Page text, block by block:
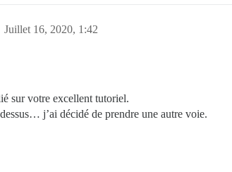
Juillet 16, 2020, 1:42
sur votre excellent tutoriel.
j’ai décidé de prendre une autre voie.